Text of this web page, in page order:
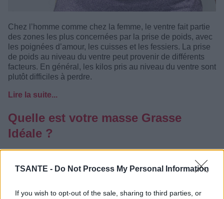
TSANTE - Do Not Process My Personal Information
If you wish to opt-out of the sale, sharing to third parties, or
Chez l’homme comme chez la femme, le ventre fait partie
des zones les plus concernées par la prise de poids, avec
les poignées d’amour, les cuisses et les fessiers. La prise
de poids au niveau du ventre peut provenir de différents
facteurs. En général, les kilos pris au niveau du ventre sont
plutôt difficiles à perdre.
Lire la suite...
Quelle est votre masse Grasse
Idéale ?